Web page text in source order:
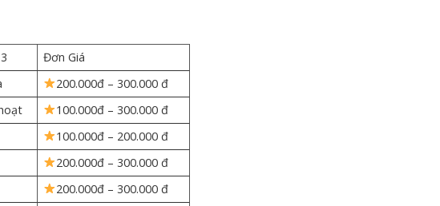
Đơn Giá
200.000đ – 300.000 đ
100.000đ – 300.000 đ
100.000đ – 200.000 đ
200.000đ – 300.000 đ
200.000đ – 300.000 đ